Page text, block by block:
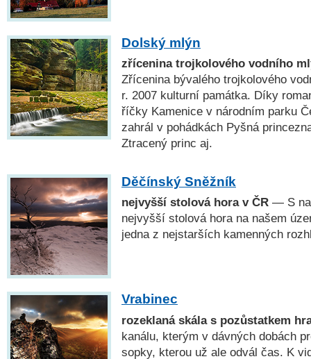
Dolský mlýn
zřícenina trojkolového vodního
Zřícenina bývalého trojkolového
r. 2007 kulturní památka. Díky
říčky Kamenice v národním parku
zahrál v pohádkách Pyšná
Ztracený princ aj.
Děčínský Sněžník
nejvyšší stolová hora v ČR — S
nejvyšší stolová hora na našem
jedna z nejstarších kamenných
Vrabinec
rozeklaná skála s pozůstatkem
kanálu, kterým v dávných dobách
sopky, kterou už ale odvál čas. K